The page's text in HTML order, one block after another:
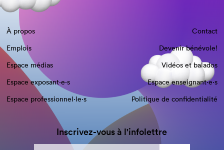
À propos
Contact
Emplois
Devenir bénévole!
Espace médias
Vidéos et balados
Espace exposant·e⋅s
Espace enseignant·e⋅s
Espace professionnel·le⋅s
Politique de confidentialité
Inscrivez-vous à l'infolettre